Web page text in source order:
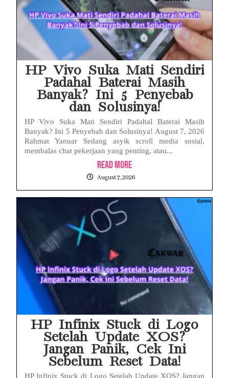
HP Vivo Suka Mati Sendiri
Padahal Baterai Masih
Banyak? Ini 5 Penyebab
dan Solusinya!
HP Vivo Suka Mati Sendiri Padahal Baterai Masih
Banyak? Ini 5 Penyebab dan Solusinya! August 7, 2026
Rahmat Yanuar Sedang asyik scroll media sosial,
membalas chat pekerjaan yang penting, atau...
Read More
August 7, 2026
HP Infinix Stuck di Logo
Setelah Update XOS?
Jangan Panik, Cek Ini
Sebelum Reset Data!
HP Infinix Stuck di Logo Setelah Update XOS? Jangan